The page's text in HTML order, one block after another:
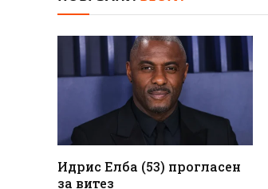
Идрис Елба (53) прогласен
за витез